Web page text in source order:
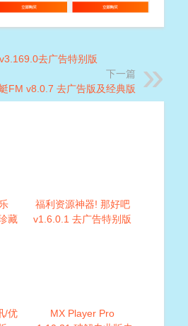
去广告特别版
下一篇
FM v8.0.7 去广告版及经典版
藏
福利资源神器! 那好吧
v1.6.0.1 去广告特别版
/优
MX Player Pro